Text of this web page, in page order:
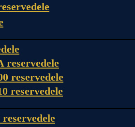
reservedele
reservedele
reservedele
reservedele